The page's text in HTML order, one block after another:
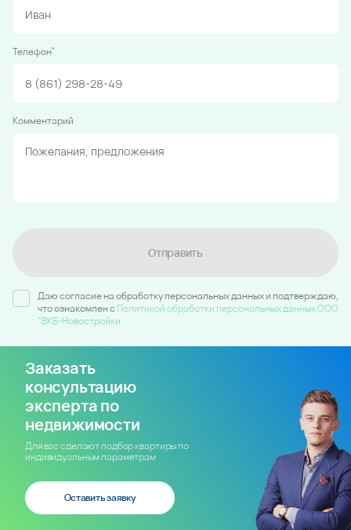
Телефон*
Комментарий
Отправить
Даю согласие на обработку персональных данных и подтверждаю,
что ознакомлен c Политикой обработки персональных данных ООО
"ВКБ-Новостройки
Заказать
консультацию
эксперта по
недвижимости
Для вас сделают подбор квартиры по
индивидуальным параметрам
Оставить заявку